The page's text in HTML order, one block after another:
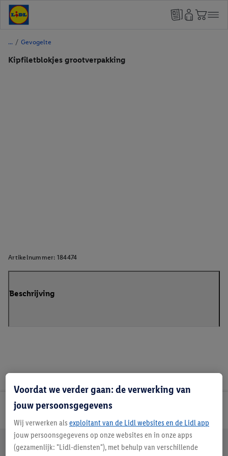
/ Gevogelte
Kipfiletblokjes grootverpakking
Artikelnummer: 184474
Beschrijving
Lidl Nieuwsbrief
Jouw voordelen bij ons als Lidl webshop klant
Gratis retourneren Veilig winkelen
Voordat we verder gaan: de verwerking van
jouw persoonsgegevens
Wij verwerken als exploitant van de Lidl websites en de Lidl app
jouw persoonsgegevens op onze websites en in onze apps
(gezamenlijk: "Lidl-diensten"), met behulp van verschillende